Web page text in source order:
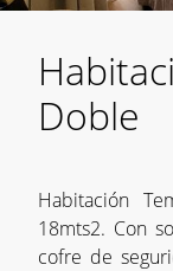
Doble
Habitación
18mts2. Con
cofre de